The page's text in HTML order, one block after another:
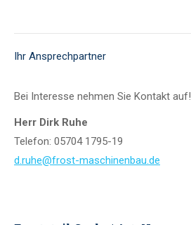
Ihr Ansprechpartner
Bei Interesse nehmen Sie Kontakt auf!
Herr Dirk Ruhe
Telefon: 05704 1795-19
d.ruhe@frost-maschinenbau.de